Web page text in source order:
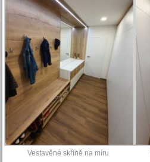
Vestavěné skříně na míru